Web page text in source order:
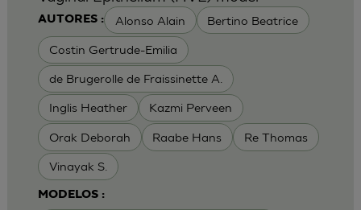
AUTORES : Alonso Alain Bertino Beatrice
Costin Gertrude-Emilia
de Brugerolle de Fraissinette A.
Inglis Heather Kazmi Perveen
Orak Deborah Raabe Hans Re Thomas
Vinayak S.
MODELOS :